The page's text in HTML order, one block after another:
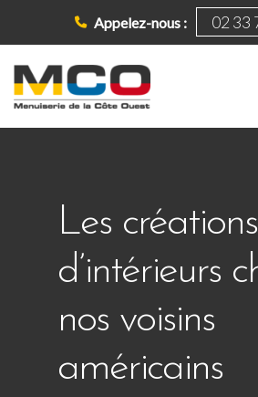
Appelez-nous : 02 33
Les créations
d’intérieurs
nos voisins
américains